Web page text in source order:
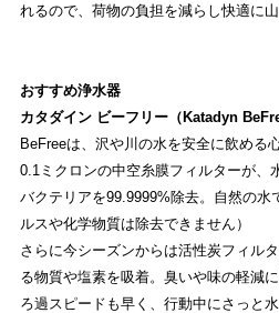
れるので、荷物の負担を減らし快適に山
おすすめ浄水器
カタダイン ビーフリー（Katadyn
BeFreeは、沢や川の水を安全に飲める
0.1ミクロンの中空糸膜フィルターが、
バクテリアを99.9999%除去。自然の水
ルスや化学物質は除去できません）
さらに今シーズンからは活性炭フィル
る物質や塩素を吸着。臭いや味の軽減に
ろ過スピードも早く、行動中にさっと